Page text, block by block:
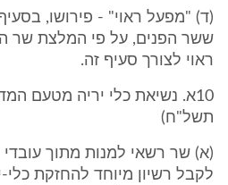
(ד) "מפעל ראוי" - פירושו,
ששר הפנים, על פי המלצת שר
ראוי לצורך סעיף זה.
10א. נשיאת כלי יריה מטעם
תשל"ח)
(א) שר רשאי למנות מתוך עובדי
לקבל רשיון מיוחד להחזקת כלי-